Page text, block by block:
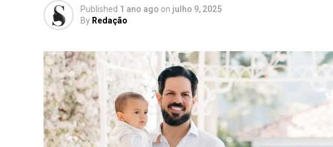
Published 1 ano ago on julho 9, 2025
By Redação